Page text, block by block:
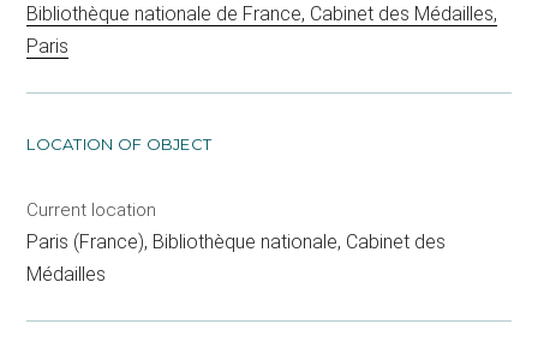
Bibliothèque nationale de France, Cabinet des Médailles,
Paris
LOCATION OF OBJECT
Current location
Paris (France), Bibliothèque nationale, Cabinet des
Médailles